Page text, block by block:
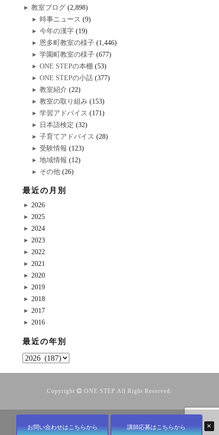
お問い合わせはこちらから 講師応募はこちらから ×
教室ブログ(2,898)
時事ニュース (9)
今年の漢字 (19)
恩多町教室の様子 (1,446)
学園町教室の様子 (677)
ONE STEPの本棚 (53)
ONE STEPの小話 (377)
教室紹介 (22)
教室の取り組み (153)
学習アドバイス (171)
日本語検定 (32)
子育てアドバイス (28)
受験情報 (123)
地域情報 (12)
その他 (26)
最近の月別
2026
2025
2024
2023
2022
2021
2020
2019
2018
2017
2016
最近の年別
Copyright ONE STEP All Right Reserved.